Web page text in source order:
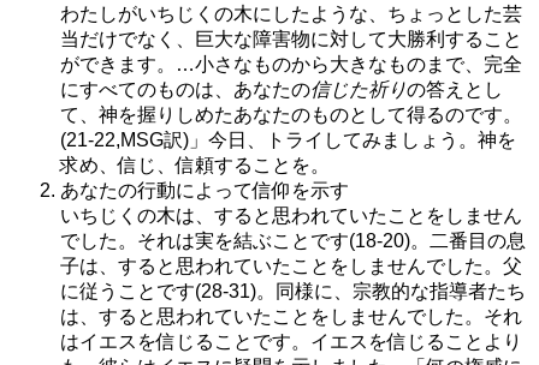
わたしがいちじくの木にしたような、ちょっとした芸
当だけでなく、巨大な障害物に対して大勝利すること
ができます。…小さなものから大きなものまで、完全
にすべてのものは、あなたの信じた祈りの答えとし
て、神を握りしめたあなたのものとして得るのです。
(21-22,MSG訳)」今日、トライしてみましょう。神を
求め、信じ、信頼することを。
あなたの行動によって信仰を示す
いちじくの木は、すると思われていたことをしません
でした。それは実を結ぶことです(18-20)。二番目の息
子は、すると思われていたことをしませんでした。父
に従うことです(28-31)。同様に、宗教的な指導者たち
は、すると思われていたことをしませんでした。それ
はイエスを信じることです。イエスを信じることより